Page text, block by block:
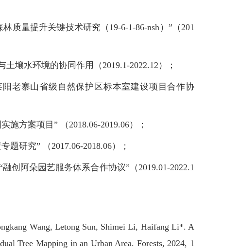
量提升关键技术研究（19-6-1-86-nsh）”（201
水环境的协同作用（2019.1-2022.12）；
老寨山省级自然保护区标本室建设项目合作协
方案项目” （2018.06-2019.06）；
研究” （2017.06-2018.06）；
阿朵园艺服务体系合作协议”（2019.01-2022.1
Wang, Letong Sun, Shimei Li, Haifang Li*. A
Tree Mapping in an Urban Area. Forests, 2024, 1